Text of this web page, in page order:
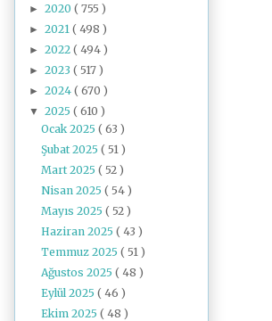
► 2020 ( 755 )
► 2021 ( 498 )
► 2022 ( 494 )
► 2023 ( 517 )
► 2024 ( 670 )
▼ 2025 ( 610 )
Ocak 2025( 63 )
Şubat 2025( 51 )
Mart 2025( 52 )
Nisan 2025( 54 )
Mayıs 2025( 52 )
Haziran 2025( 43 )
Temmuz 2025( 51 )
Ağustos 2025( 48 )
Eylül 2025( 46 )
Ekim 2025( 48 )